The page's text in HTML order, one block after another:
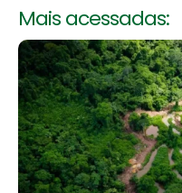
Mais acessadas: